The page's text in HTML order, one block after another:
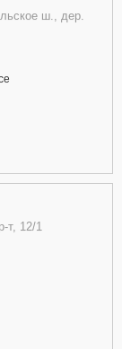
ш., дер.
т, 12/1